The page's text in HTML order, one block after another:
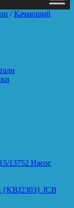
/Качающий
Насос
{KBJ2303} JCB